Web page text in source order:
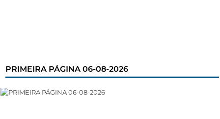
PRIMEIRA PÁGINA 06-08-2026